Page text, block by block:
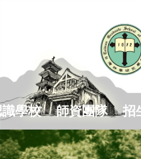
區
學校 師資團隊 招